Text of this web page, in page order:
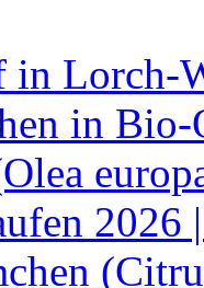
Lorch-
in Bio-
2026